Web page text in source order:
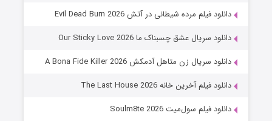
عملیات آپارتمان
قسمت2 (زیرنویس) منتشر شد
دانلود فیلم مرده شیطانی در آتش Evil Dead Burn 2026
دانلود سریال عشق چسبناک ما Our Sticky Love 2026
دانلود سریال زن متاهل آدمکش A Bona Fide Killer 2026
دانلود فیلم آخرین خانه The Last House 2026
دانلود فیلم سول‌میت Soulm8te 2026